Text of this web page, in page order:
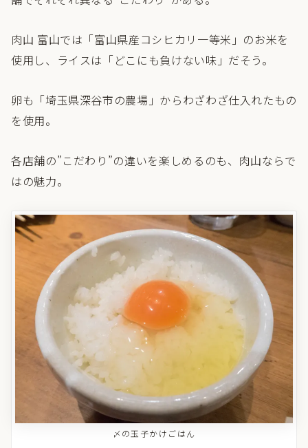
肉山 富山では「富山県産コシヒカリ一等米」のお米を
使用し、ライスは「どこにも負けない味」だそう。
卵も「埼玉県深谷市の農場」からわざわざ仕入れたもの
を使用。
各店舗の”こだわり”の違いを楽しめるのも、肉山ならで
はの魅力。
〆の玉子かけごはん